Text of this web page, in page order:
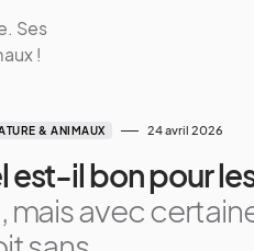
Ses
!
& ANIMAUX 24 avril 2026
est-il bon pour
mais avec